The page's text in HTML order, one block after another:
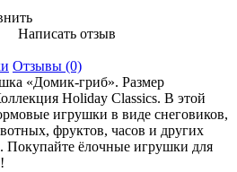
Написать отзыв
Отзывы (0)
«Домик-гриб». Размер
Holiday Classics. В этой
игрушки в виде снеговиков,
фруктов, часов и других
Покупайте ёлочные игрушки для